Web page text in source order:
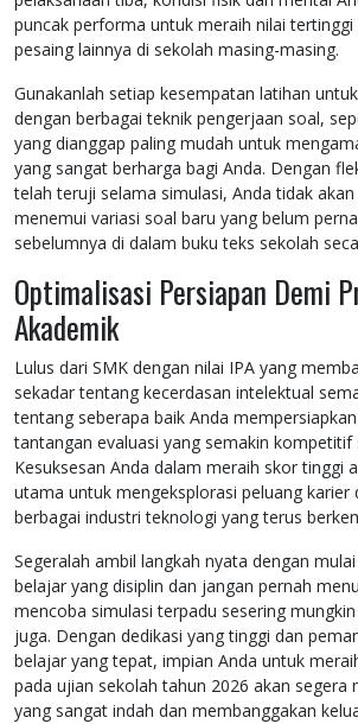
puncak performa untuk meraih nilai tertinggi
pesaing lainnya di sekolah masing-masing.
Gunakanlah setiap kesempatan latihan
dengan berbagai teknik pengerjaan soal,
yang dianggap paling mudah untuk
yang sangat berharga bagi Anda. Dengan
telah teruji selama simulasi, Anda tidak
menemui variasi soal baru yang belum
sebelumnya di dalam buku teks sekolah
Optimalisasi Persiapan Demi
Akademik
Lulus dari SMK dengan nilai IPA yang
sekadar tentang kecerdasan intelektual
tentang seberapa baik Anda
tantangan evaluasi yang semakin kompetitif
Kesuksesan Anda dalam meraih skor tinggi
utama untuk mengeksplorasi peluang karier
berbagai industri teknologi yang terus
Segeralah ambil langkah nyata dengan
belajar yang disiplin dan jangan pernah
mencoba simulasi terpadu sesering
juga. Dengan dedikasi yang tinggi dan
belajar yang tepat, impian Anda untuk
pada ujian sekolah tahun 2026 akan segera
yang sangat indah dan membanggakan